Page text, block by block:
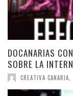
DOCANARIAS
SOBRE LA
CREATIVA CANARIA